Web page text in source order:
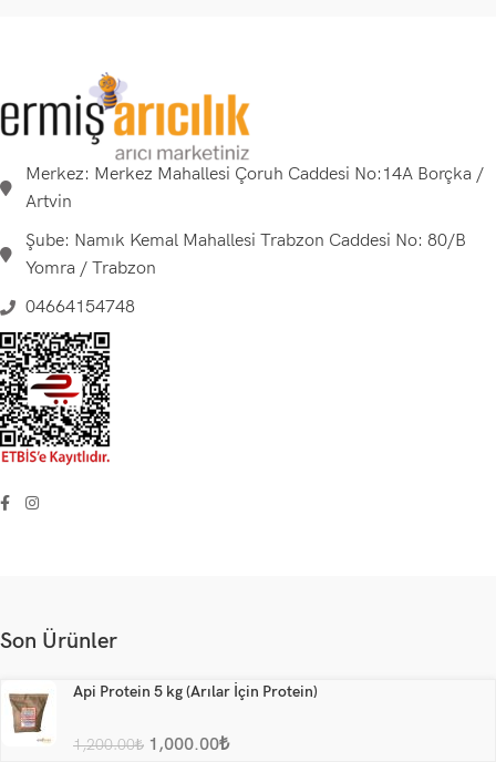
Merkez: Merkez Mahallesi Çoruh Caddesi No:14A Borçka /
Artvin
Şube: Namık Kemal Mahallesi Trabzon Caddesi No: 80/B
Yomra / Trabzon
04664154748
Son Ürünler
Api Protein 5 kg (Arılar İçin Protein)
1,200.00₺ 1,000.00₺